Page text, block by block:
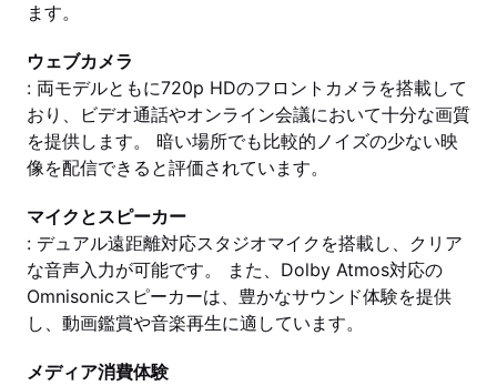
ます。
ウェブカメラ
: 両モデルともに720p HDのフロントカメラを搭載して
おり、ビデオ通話やオンライン会議において十分な画質
を提供します。 暗い場所でも比較的ノイズの少ない映
像を配信できると評価されています。
マイクとスピーカー
: デュアル遠距離対応スタジオマイクを搭載し、クリア
な音声入力が可能です。 また、Dolby Atmos対応の
Omnisonicスピーカーは、豊かなサウンド体験を提供
し、動画鑑賞や音楽再生に適しています。
メディア消費体験